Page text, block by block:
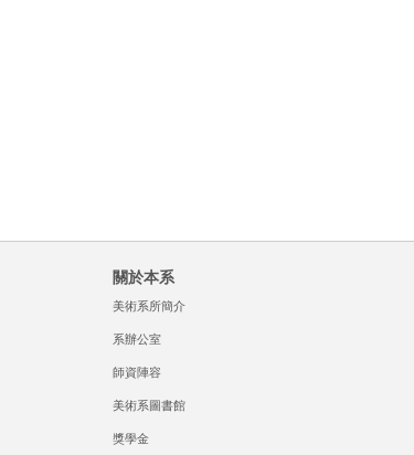
關於本系
美術系所簡介
系辦公室
師資陣容
美術系圖書館
獎學金